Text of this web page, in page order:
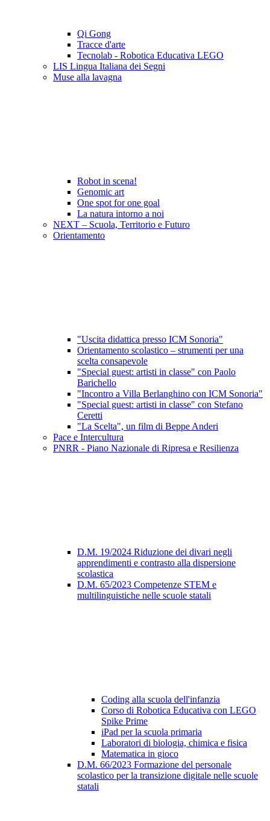
Qi Gong
Tracce d'arte
Tecnolab - Robotica Educativa LEGO
LIS Lingua Italiana dei Segni
Muse alla lavagna
Robot in scena!
Genomic art
One spot for one goal
La natura intorno a noi
NEXT – Scuola, Territorio e Futuro
Orientamento
"Uscita didattica presso ICM Sonoria"
Orientamento scolastico – strumenti per una
scelta consapevole
"Special guest: artisti in classe" con Paolo
Barichello
"Incontro a Villa Berlanghino con ICM Sonoria"
"Special guest: artisti in classe" con Stefano
Ceretti
"La Scelta", un film di Beppe Anderi
Pace e Intercultura
PNRR - Piano Nazionale di Ripresa e Resilienza
D.M. 19/2024 Riduzione dei divari negli
apprendimenti e contrasto alla dispersione
scolastica
D.M. 65/2023 Competenze STEM e
multilinguistiche nelle scuole statali
Coding alla scuola dell'infanzia
Corso di Robotica Educativa con LEGO
Spike Prime
iPad per la scuola primaria
Laboratori di biologia, chimica e fisica
Matematica in gioco
D.M. 66/2023 Formazione del personale
scolastico per la transizione digitale nelle scuole
statali